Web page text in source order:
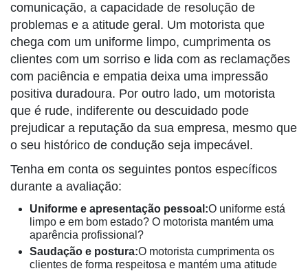
comunicação, a capacidade de resolução de
problemas e a atitude geral. Um motorista que
chega com um uniforme limpo, cumprimenta os
clientes com um sorriso e lida com as reclamações
com paciência e empatia deixa uma impressão
positiva duradoura. Por outro lado, um motorista
que é rude, indiferente ou descuidado pode
prejudicar a reputação da sua empresa, mesmo que
o seu histórico de condução seja impecável.
Tenha em conta os seguintes pontos específicos
durante a avaliação:
Uniforme e apresentação pessoal:O uniforme está
limpo e em bom estado? O motorista mantém uma
aparência profissional?
Saudação e postura:O motorista cumprimenta os
clientes de forma respeitosa e mantém uma atitude